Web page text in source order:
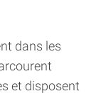
dans les
et disposent